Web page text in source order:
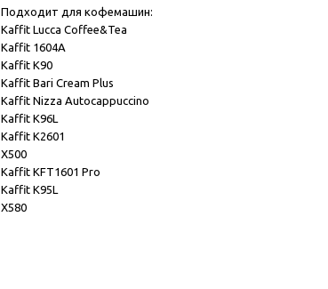
Подходит для кофемашин:
Kaffit Lucca Coffee&Tea
Kaffit 1604A
Kaffit K90
Kaffit Bari Cream Plus
Kaffit Nizza Autocappuccino
Kaffit K96L
Kaffit K2601
X500
Kaffit KFT1601 Pro
Kaffit K95L
X580